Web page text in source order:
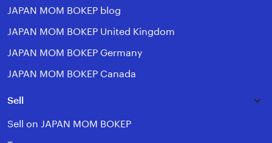
JAPAN MOM BOKEP blog
JAPAN MOM BOKEP United Kingdom
JAPAN MOM BOKEP Germany
JAPAN MOM BOKEP Canada
Sell
Sell on JAPAN MOM BOKEP